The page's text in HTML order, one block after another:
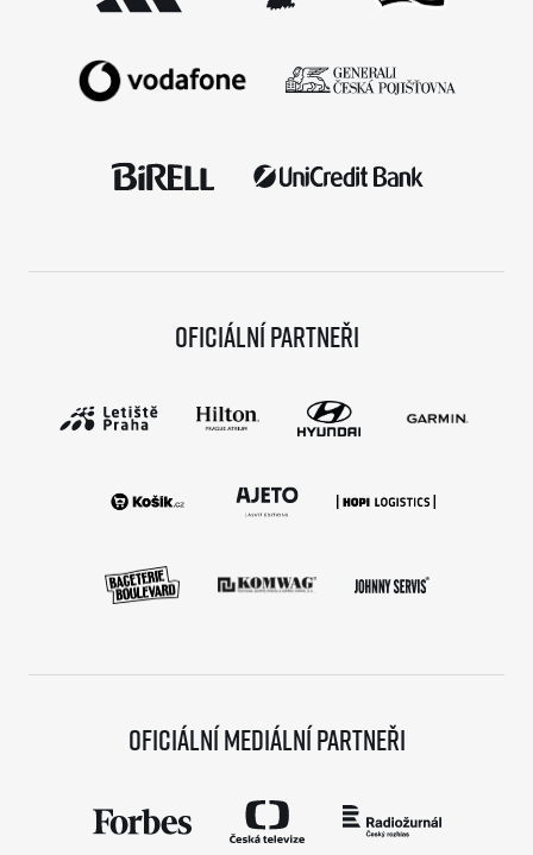
Oficiální partneři
Oficiální mediální partneři